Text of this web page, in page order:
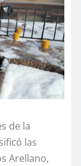
de la
las
Arellano,